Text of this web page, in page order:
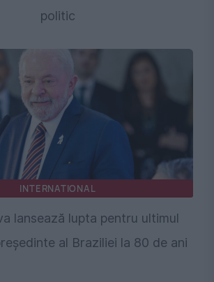
politic
INTERNATIONAL
lansează lupta pentru ultimul
al Braziliei la 80 de ani